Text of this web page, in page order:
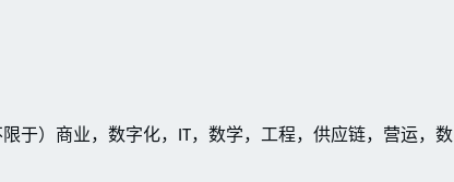
于）商业，数字化，IT，数学，工程，供应链，营运，数